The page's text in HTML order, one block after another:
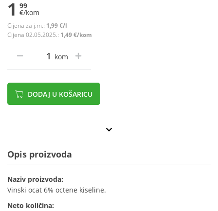
1 99
€/kom
Cijena za j.m.: 1,99 €/l
Cijena 02.05.2025.: 1,49 €/kom
kom
DODAJ U KOŠARICU
Opis proizvoda
Naziv proizvoda:
Vinski ocat 6% octene kiseline.
Neto količina: